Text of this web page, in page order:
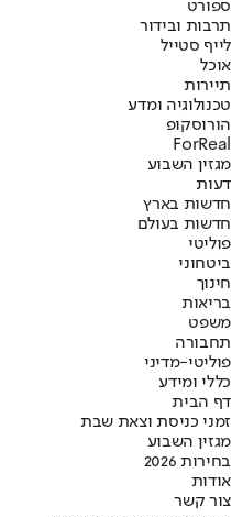
ספורט
תרבות ובידור
לייף סטייל
אוכל
תיירות
טכנולוגיה ומדע
הורוסקופ
ForReal
מגזין השבוע
דעות
חדשות בארץ
חדשות בעולם
פוליטי
ביטחוני
חינוך
בריאות
משפט
תחבורה
פוליטי-מדיני
כללי ומידע
דף הבית
זמני כניסת וצאת שבת
מגזין השבוע
בחירות 2026
אודות
צור קשר